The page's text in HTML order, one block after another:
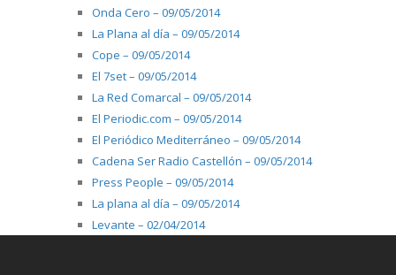
Onda Cero – 09/05/2014
La Plana al día – 09/05/2014
Cope – 09/05/2014
El 7set – 09/05/2014
La Red Comarcal – 09/05/2014
El Periodic.com – 09/05/2014
El Periódico Mediterráneo – 09/05/2014
Cadena Ser Radio Castellón – 09/05/2014
Press People – 09/05/2014
La plana al día – 09/05/2014
Levante – 02/04/2014